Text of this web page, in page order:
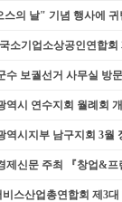
스의 날" 기념 행사에 귀
소기업소상공인연합회
수 보궐선거 사무실 방
역시 연수지회 월례회
역시지부 남구지회 3월
제신문 주최 『창업&프
비스산업총연합회 제3